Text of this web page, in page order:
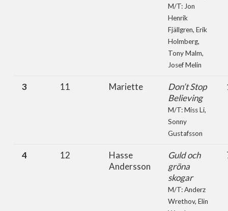
M/T: Jon
Henrik
Fjällgren, Erik
Holmberg,
Tony Malm,
Josef Melin
3 11 Mariette
Don’t Stop
Believing
M/T: Miss Li,
Sonny
Gustafsson
4 12
Hasse
Andersson
Guld och
gröna
skogar
M/T: Anderz
Wrethov, Elin